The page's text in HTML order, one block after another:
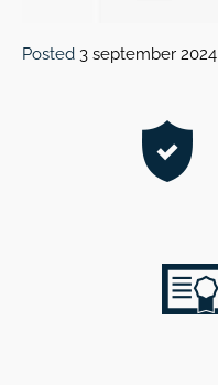
Posted 3 september 2024